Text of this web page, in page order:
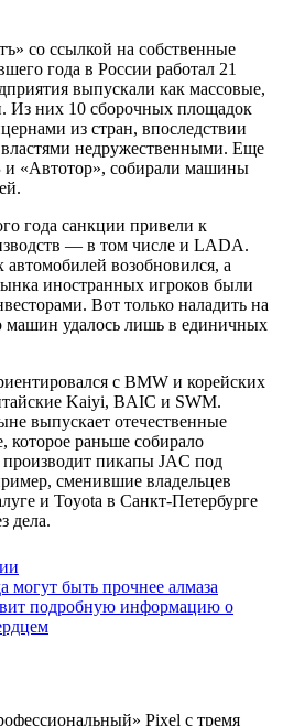
со ссылкой на собственные
года в России работал 21
выпускали как массовые,
Из них 10 сборочных площадок
из стран, впоследствии
недружественными. Еще
«Автотор», собирали машины
года санкции привели к
— в том числе и LADA.
возобновился, а
иностранных игроков были
Вот только наладить на
машин удалось лишь в единичных
с BMW и корейских
Kaiyi, BAIC и SWM.
выпускает отечественные
раньше собирало
производит пикапы JAC под
сменившие владельцев
и Toyota в Санкт-Петербурге
дела.
могут быть прочнее алмаза
подробную информацию о